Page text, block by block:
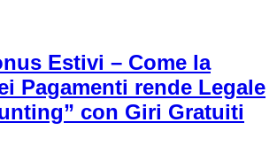
Estivi – Come la
Pagamenti rende Legale
con Giri Gratuiti